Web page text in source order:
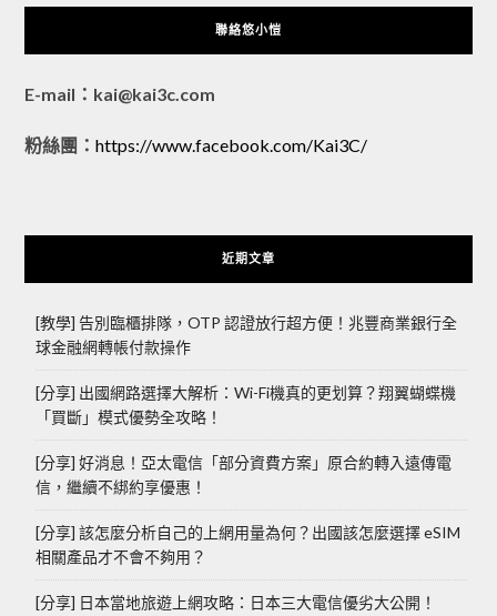
聯絡悠小愷
E-mail：kai@kai3c.com
粉絲團： https://www.facebook.com/Kai3C/
近期文章
[教學] 告別臨櫃排隊，OTP 認證放行超方便！兆豐商業銀行全
球金融網轉帳付款操作
[分享] 出國網路選擇大解析：Wi-Fi機真的更划算？翔翼蝴蝶機
「買斷」模式優勢全攻略！
[分享] 好消息！亞太電信「部分資費方案」原合約轉入遠傳電
信，繼續不綁約享優惠！
[分享] 該怎麼分析自己的上網用量為何？出國該怎麼選擇 eSIM
相關產品才不會不夠用？
[分享] 日本當地旅遊上網攻略：日本三大電信優劣大公開！